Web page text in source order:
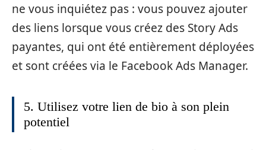
ne vous inquiétez pas : vous pouvez ajouter
des liens lorsque vous créez des Story Ads
payantes, qui ont été entièrement déployées
et sont créées via le Facebook Ads Manager.
5. Utilisez votre lien de bio à son plein
potentiel